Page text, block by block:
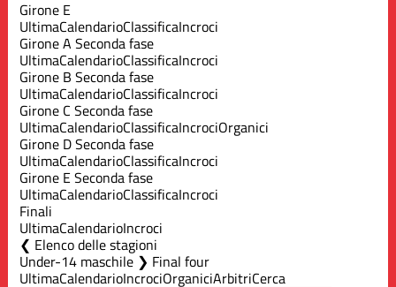
Girone E
UltimaCalendarioClassificaIncroci
Girone A Seconda fase
UltimaCalendarioClassificaIncroci
Girone B Seconda fase
UltimaCalendarioClassificaIncroci
Girone C Seconda fase
UltimaCalendarioClassificaIncrociOrganici
Girone D Seconda fase
UltimaCalendarioClassificaIncroci
Girone E Seconda fase
UltimaCalendarioClassificaIncroci
Finali
UltimaCalendarioIncroci
Elenco delle stagioni
Under-14 maschile ❯ Final four
UltimaCalendarioIncrociOrganiciArbitriCerca